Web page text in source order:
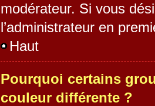
modérateur. Si vous
l’administrateur en
Haut
Pourquoi certains
couleur différente ?